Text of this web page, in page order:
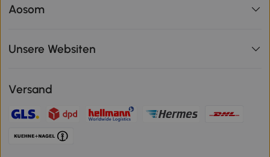
Aosom
Unsere Websiten
Versand